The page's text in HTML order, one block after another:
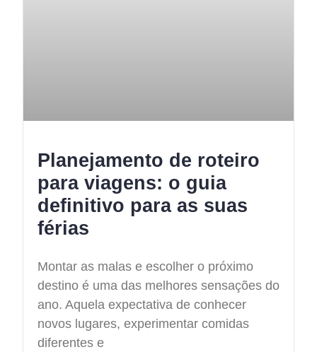
Planejamento de roteiro
para viagens: o guia
definitivo para as suas
férias
Montar as malas e escolher o próximo
destino é uma das melhores sensações do
ano. Aquela expectativa de conhecer
novos lugares, experimentar comidas
diferentes e